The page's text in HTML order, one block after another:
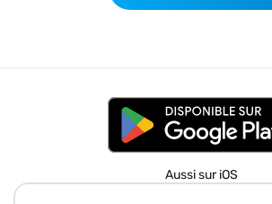
Aussi sur iOS